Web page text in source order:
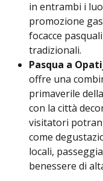
in entrambi i
promozione
focacce
tradizionali.
Pasqua a
offre una
primaverile
con la città
visitatori
come
locali,
benessere di